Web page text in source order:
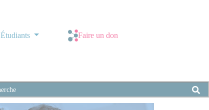
Étudiants Faire un don